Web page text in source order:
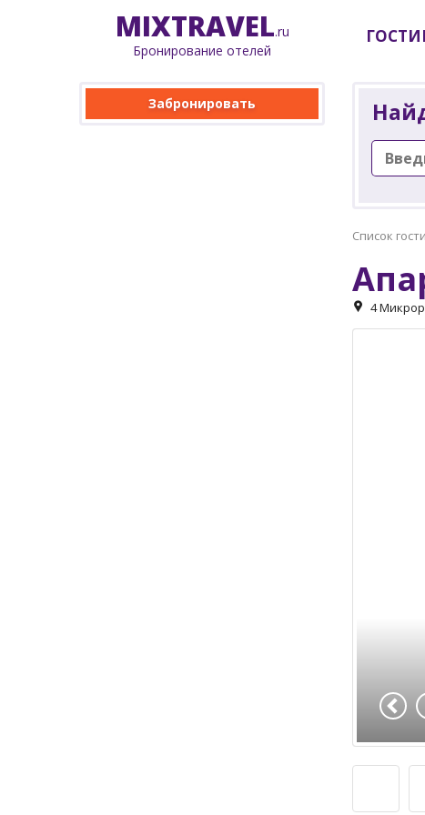
MIXTRAVEL.ru
Бронирование отелей
Забронировать
Список
4